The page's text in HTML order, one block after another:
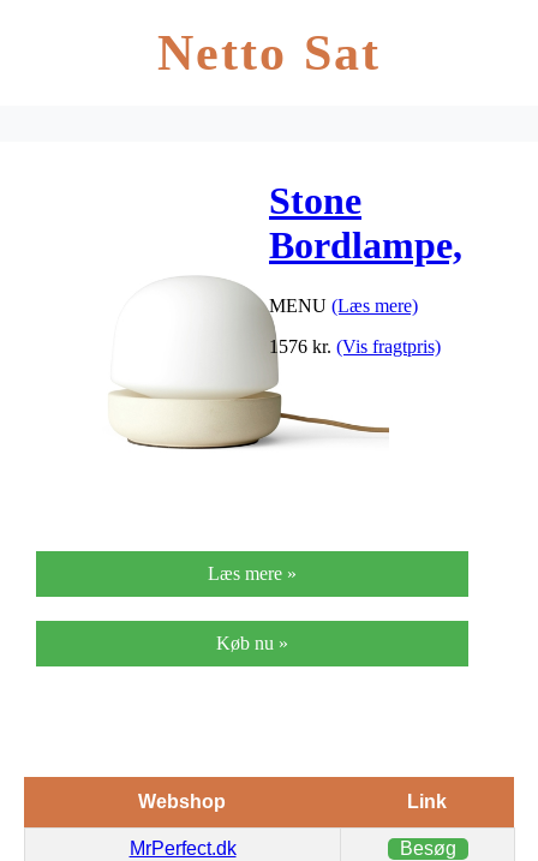
Netto Sat
Stone
Bordlampe,
Sand
MENU (Læs mere)
1576 kr. (Vis fragtpris)
Læs mere »
Køb nu »
Webshop Link
MrPerfect.dk Besøg